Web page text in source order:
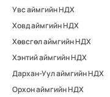
Увс аймгийн НДХ
Ховд аймгийн НДХ
Хөвсгөл аймгийн НДХ
Хэнтий аймгийн НДХ
Дархан-Уул аймгийн НДХ
Орхон аймгийн НДХ